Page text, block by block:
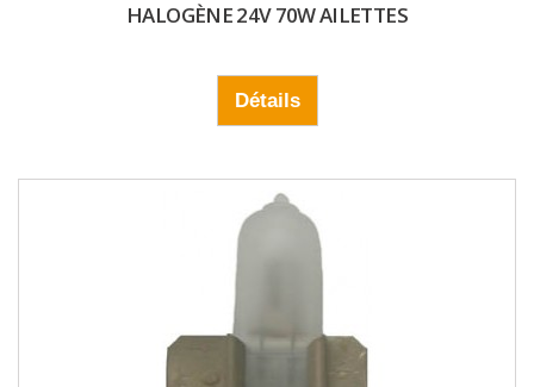
HALOGÈNE 24V 70W AILETTES
Détails